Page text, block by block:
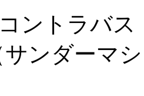
ントラバス
サンダーマ